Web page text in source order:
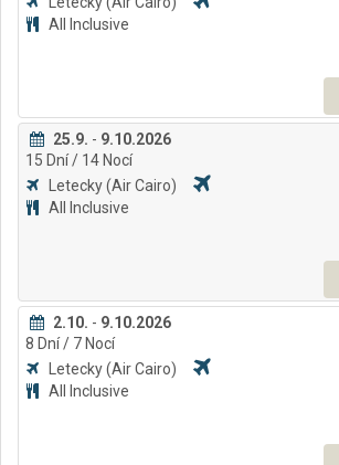
All Inclusive
25.9. - 9.10.2026
15 Dní/ 14 Nocí
Letecky(Air Cairo)
All Inclusive
2.10. - 9.10.2026
8 Dní/ 7 Nocí
Letecky(Air Cairo)
All Inclusive